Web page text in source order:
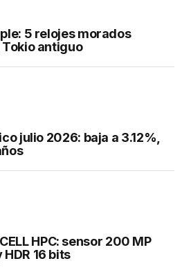
5 relojes morados
antiguo
julio 2026: baja a 3.12%,
HPC: sensor 200 MP
16 bits